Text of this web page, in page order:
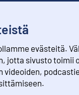
evästeitä.
jotta sivusto toimii
videoiden,